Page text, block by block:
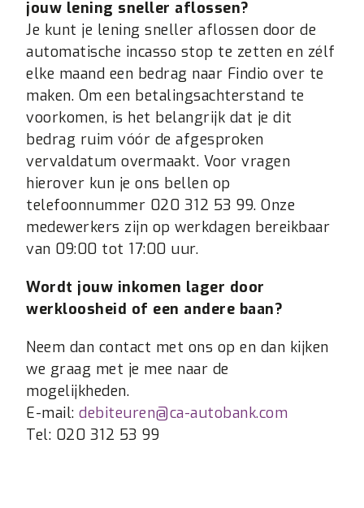
jouw lening sneller aflossen?
Je kunt je lening sneller aflossen door de
automatische incasso stop te zetten en zélf
elke maand een bedrag naar Findio over te
maken. Om een betalingsachterstand te
voorkomen, is het belangrijk dat je dit
bedrag ruim vóór de afgesproken
vervaldatum overmaakt. Voor vragen
hierover kun je ons bellen op
telefoonnummer 020 312 53 99. Onze
medewerkers zijn op werkdagen bereikbaar
van 09:00 tot 17:00 uur.
Wordt jouw inkomen lager door
werkloosheid of een andere baan?
Neem dan contact met ons op en dan kijken
we graag met je mee naar de
mogelijkheden.
E-mail: debiteuren@ca-autobank.com
Tel: 020 312 53 99